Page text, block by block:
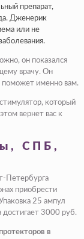
препарат,
Дженерик
или не
он показался
врачу. Он
поможет именно вам.
который
вернет вас к
СПБ,
Петербурга
приобрести
25 ампул
достигает 3000 руб.
в